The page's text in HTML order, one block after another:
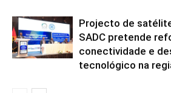
Projecto de
SADC pretende
conectividade e
tecnológico na